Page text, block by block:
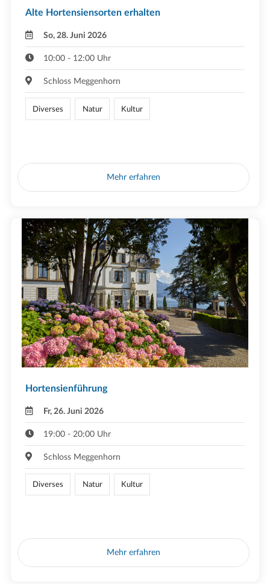
Alte Hortensiensorten erhalten
So, 28. Juni 2026
10:00 - 12:00 Uhr
Schloss Meggenhorn
Diverses Natur Kultur
Mehr erfahren
Hortensienführung
Fr, 26. Juni 2026
19:00 - 20:00 Uhr
Schloss Meggenhorn
Diverses Natur Kultur
Mehr erfahren